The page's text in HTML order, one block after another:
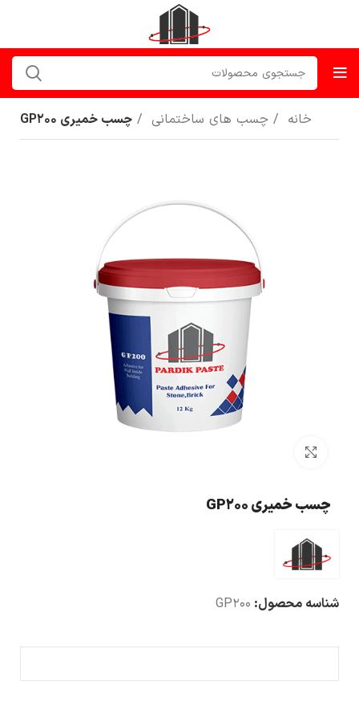
خانه چسب های ساختمانی چسب خمیری GP200
چسب خمیری GP200
شناسه محصول: GP200